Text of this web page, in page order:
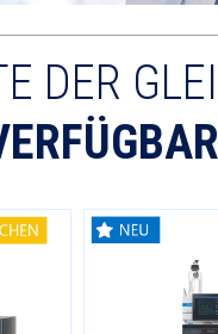
DER